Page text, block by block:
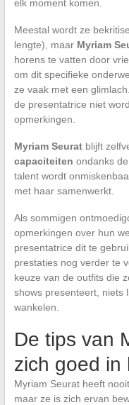
elk moment komen.
Meestal wordt ze
lengte), maar Myriam
horens te vatten door
om dit specifieke
ze vaak met een
de presentatrice niet
opmerkingen.
Myriam Seuratblijft
capaciteiten ondanks
talent wordt
met haar samenwerkt.
Als sommigen
opmerkingen over hun
presentatrice dit te
prestaties nog verder te
keuze van de outfits die
shows presenteert, niets
wankelen.
De tips van
zich goed in
Myriam Seurat heeft
maar ze is zich ervan